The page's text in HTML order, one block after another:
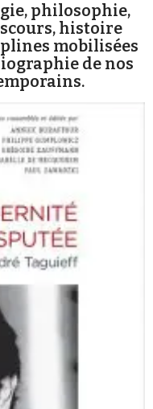
philosophie,
histoire
mobilisées
de nos